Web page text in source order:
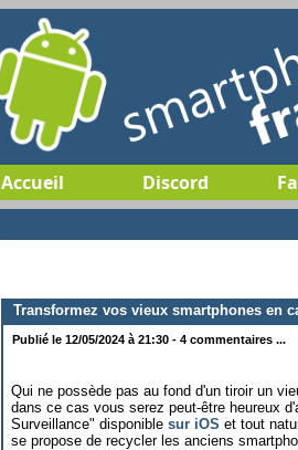
Accueil Discord
Transformez vos vieux smartphones en
Publié le 12/05/2024 à 21:30 - 4 commentaires ...
Qui ne possède pas au fond d'un tiroir un
dans ce cas vous serez peut-être heureux
Surveillance" disponible sur iOS et tout
se propose de recycler les anciens